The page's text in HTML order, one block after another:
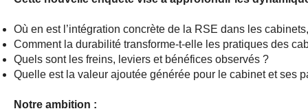
Où en est l’intégration concrète de la RSE dans les
Comment la durabilité transforme-t-elle les pratiques des
Quels sont les freins, leviers et bénéfices observés ?
Quelle est la valeur ajoutée générée pour le cabinet et ses
Notre ambition :